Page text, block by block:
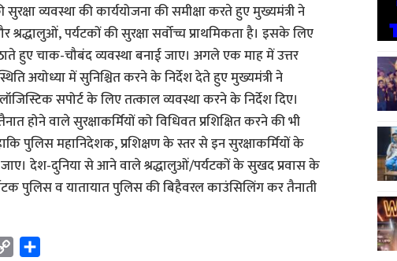
व्यवस्था की कार्ययोजना की समीक्षा करते हुए मुख्यमंत्री ने
श्रद्धालुओं, पर्यटकों की सुरक्षा सर्वोच्च प्राथमिकता है। इसके लिए
हुए चाक-चौबंद व्यवस्था बनाई जाए। अगले एक माह में उत्तर
अयोध्या में सुनिश्चित करने के निर्देश देते हुए मुख्यमंत्री ने
सपोर्ट के लिए तत्काल व्यवस्था करने के निर्देश दिए।
होने वाले सुरक्षाकर्मियों को विधिवत प्रशिक्षित करने की भी
पुलिस महानिदेशक, प्रशिक्षण के स्तर से इन सुरक्षाकर्मियों के
देश-दुनिया से आने वाले श्रद्धालुओं/पर्यटकों के सुखद प्रवास के
पुलिस व यातायात पुलिस की बिहैवरल काउंसिलिंग कर तैनाती